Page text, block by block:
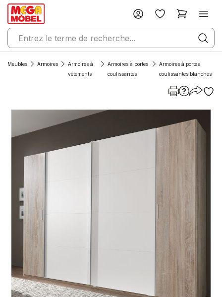
Meubles Armoires
Armoires à
vêtements
Armoires à portes
coulissantes
Armoires à portes
coulissantes blanches